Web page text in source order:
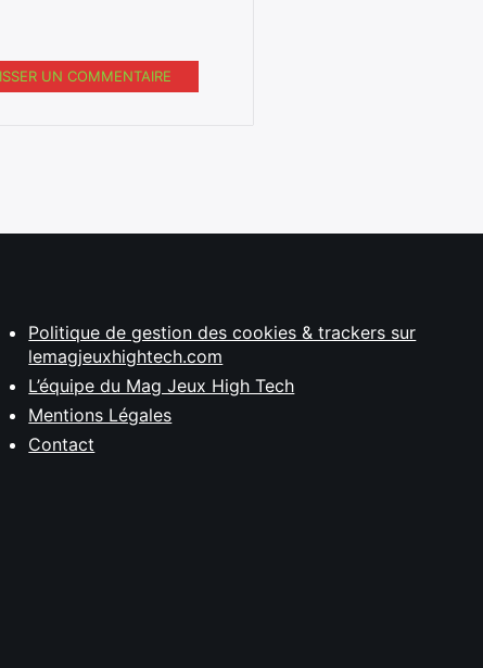
UN COMMENTAIRE
Politique de gestion des cookies & trackers sur
lemagjeuxhightech.com
L’équipe du Mag Jeux High Tech
Mentions Légales
Contact